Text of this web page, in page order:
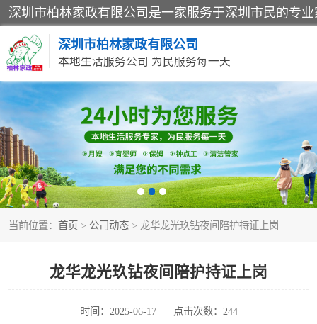
深圳市柏林家政有限公司
本地生活服务公司 为民服务每一天
当前位置： 首页 > 公司动态 > 龙华龙光玖钻夜间陪护持证上岗
龙华龙光玖钻夜间陪护持证上岗
时间：2025-06-17 点击次数：244
家居保洁
家庭保姆